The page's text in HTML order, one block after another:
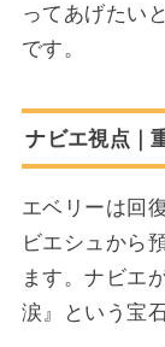
ってあげたい
です。
ナビエ視点｜
エベリーは回
ビエシュから
ます。ナビエ
涙』という宝